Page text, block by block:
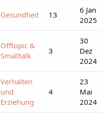
Gesundheit 13
6 Jan
2025
Offtopic &
Smalltalk
3
30
Dez
2024
Verhalten
und
Erziehung
4
23
Mai
2024